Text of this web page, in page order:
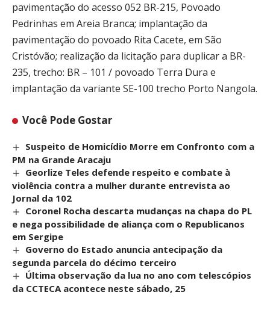
pavimentação do acesso 052 BR-215, Povoado
Pedrinhas em Areia Branca; implantação da
pavimentação do povoado Rita Cacete, em São
Cristóvão; realização da licitação para duplicar a BR-
235, trecho: BR – 101 / povoado Terra Dura e
implantação da variante SE-100 trecho Porto Nangola.
Você Pode Gostar
Suspeito de Homicídio Morre em Confronto com a
PM na Grande Aracaju
Georlize Teles defende respeito e combate à
violência contra a mulher durante entrevista ao
Jornal da 102
Coronel Rocha descarta mudanças na chapa do PL
e nega possibilidade de aliança com o Republicanos
em Sergipe
Governo do Estado anuncia antecipação da
segunda parcela do décimo terceiro
Última observação da lua no ano com telescópios
da CCTECA acontece neste sábado, 25